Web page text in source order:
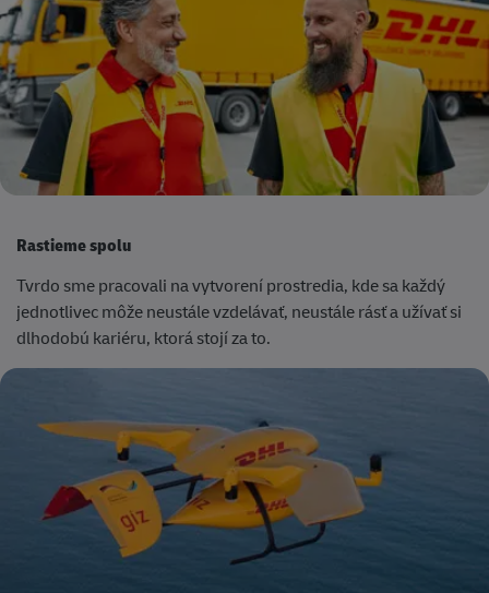
Rastieme spolu
Tvrdo sme pracovali na vytvorení prostredia, kde sa každý
jednotlivec môže neustále vzdelávať, neustále rásť a užívať si
dlhodobú kariéru, ktorá stojí za to.